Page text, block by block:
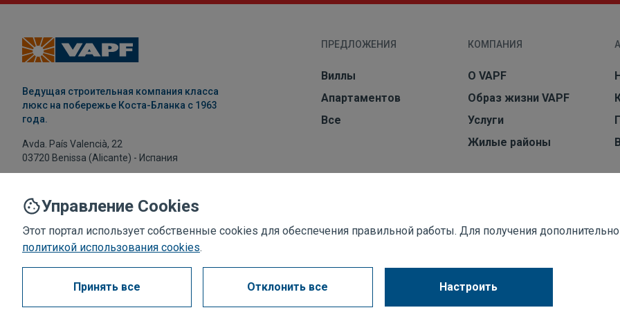
Ведущая строительная компания класса
люкс на побережье Коста-Бланка с 1963
года.
Avda. País Valencià, 22
03720 Benissa (Alicante) - Испания
vapf@vapf.com
ПРЕДЛОЖЕНИЯ
Виллы
Aпартаментов
Все
КОМПАНИЯ
О VAPF
Образ жизни VAPF
Услуги
Жилые районы
Политика конфиденциальности Политика использования файлов cookie Правовое уведомление
Управление Cookies
Этот портал использует собственные cookies для обеспечения правильной работы. Для получения
политикой использования cookies.
Принять все Отклонить все Настроить